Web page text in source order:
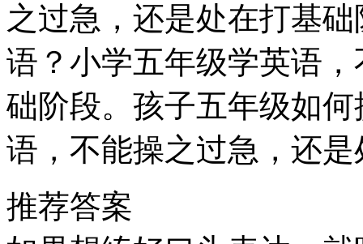
之过急，还是处在打基
语？小学五年级学英语
础阶段。孩子五年级如
语，不能操之过急，还
推荐答案